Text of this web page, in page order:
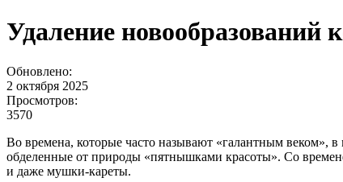
Удаление новообразований
Обновлено:
2 октября 2025
Просмотров:
3570
Во времена, которые часто называют «галантным
обделенные от природы «пятнышками красоты». Со
и даже мушки-кареты.